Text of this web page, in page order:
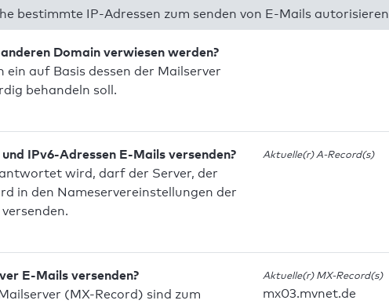
bestimmte IP-Adressen zum senden von E-Mails autorisieren
Domain verwiesen werden?
ein auf Basis dessen der Mailserver
behandeln soll.
IPv6-Adressen E-Mails versenden?
wird, darf der Server, der
in den Nameservereinstellungen der
Aktuelle(r) A-Record(s)
E-Mails versenden?
(MX-Record) sind zum
Aktuelle(r) MX-Record(s)
mx03.mvnet.de